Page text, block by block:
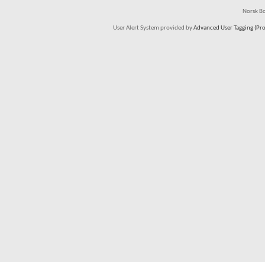
Norsk
User Alert System provided byAdvanced User Tagging